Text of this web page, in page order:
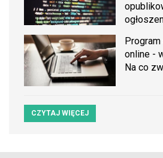
online -
Na co
CZYTAJ WIĘCEJ